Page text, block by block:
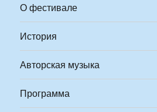
О фестивале
История
Авторская музыка
Программа